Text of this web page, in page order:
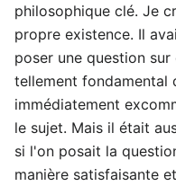
philosophique clé. Je
propre existence. Il
poser une question
tellement fondamental
immédiatement
le sujet. Mais il était
si l'on posait la
manière satisfaisante